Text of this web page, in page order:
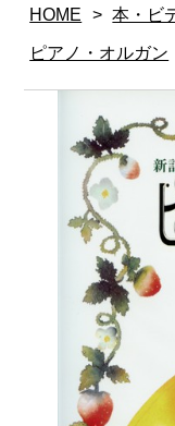
HOME > 本・ビ
ピアノ・オルガン